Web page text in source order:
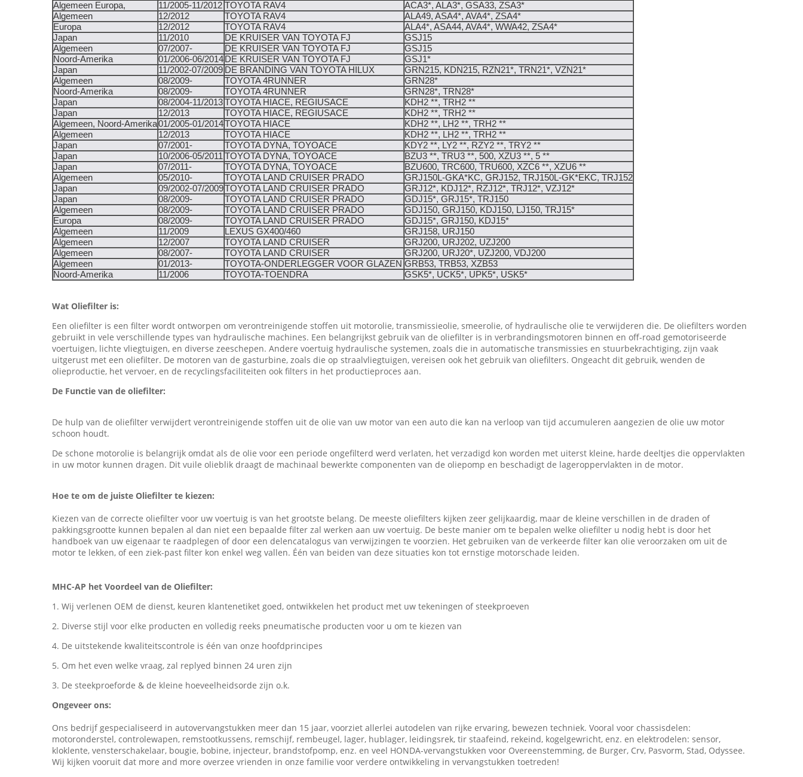
Algemeen Europa,
11/2005-11/2012 TOYOTA RAV4
ACA3*, ALA3*, GSA33, ZSA3*
Algemeen
12/2012 TOYOTA RAV4
ALA49, ASA4*, AVA4*, ZSA4*
Europa
12/2012 TOYOTA RAV4
ALA4*, ASA44, AVA4*, WWA42, ZSA4*
Japan
11/2010 DE KRUISER VAN TOYOTA FJ
GSJ15
Algemeen
07/2007- DE KRUISER VAN TOYOTA FJ
GSJ15
Noord-Amerika
01/2006-06/2014 DE KRUISER VAN TOYOTA FJ
GSJ1*
Japan
11/2002-07/2009 DE BRANDING VAN TOYOTA HILUX
GRN215, KDN215, RZN21*, TRN21*, VZN21*
Algemeen
08/2009- TOYOTA 4RUNNER
GRN28*
Noord-Amerika
08/2009- TOYOTA 4RUNNER
GRN28*, TRN28*
Japan
08/2004-11/2013TOYOTA HIACE, REGIUSACE
KDH2 **, TRH2 **
Japan
12/2013 TOYOTA HIACE, REGIUSACE
KDH2 **, TRH2 **
Algemeen, Noord-Amerika01/2005-01/2014TOYOTA HIACE
KDH2 **, LH2 **, TRH2 **
Algemeen
12/2013 TOYOTA HIACE
KDH2 **, LH2 **, TRH2 **
Japan
07/2001- TOYOTA DYNA, TOYOACE
KDY2 **, LY2 **, RZY2 **, TRY2 **
Japan
10/2006-05/2011 TOYOTA DYNA, TOYOACE
BZU3 **, TRU3 **, 500, XZU3 **, 5 **
Japan
07/2011- TOYOTA DYNA, TOYOACE
BZU600, TRC600, TRU600, XZC6 **, XZU6 **
Algemeen
05/2010- TOYOTA LAND CRUISER PRADO
GRJ150L-GKA*KC, GRJ152, TRJ150L-GK*EKC, TRJ152
Japan
09/2002-07/2009TOYOTA LAND CRUISER PRADO
GRJ12*, KDJ12*, RZJ12*, TRJ12*, VZJ12*
Japan
08/2009- TOYOTA LAND CRUISER PRADO
GDJ15*, GRJ15*, TRJ150
Algemeen
08/2009- TOYOTA LAND CRUISER PRADO
GDJ150, GRJ150, KDJ150, LJ150, TRJ15*
Europa
08/2009- TOYOTA LAND CRUISER PRADO
GDJ15*, GRJ150, KDJ15*
Algemeen
11/2009 LEXUS GX400/460
GRJ158, URJ150
Algemeen
12/2007 TOYOTA LAND CRUISER
GRJ200, URJ202, UZJ200
Algemeen
08/2007- TOYOTA LAND CRUISER
GRJ200, URJ20*, UZJ200, VDJ200
Algemeen
01/2013- TOYOTA-ONDERLEGGER VOOR GLAZEN GRB53, TRB53, XZB53
Noord-Amerika
11/2006 TOYOTA-TOENDRA GSK5*, UCK5*, UPK5*, USK5*
Wat Oliefilter is:
Een oliefilter is een filter wordt ontworpen om verontreinigende stoffen uit motorolie, transmissieolie, smeerolie, of hydraulische olie te verwijderen die. De oliefilters worden
gebruikt in vele verschillende types van hydraulische machines. Een belangrijkst gebruik van de oliefilter is in verbrandingsmotoren binnen en off-road gemotoriseerde
voertuigen, lichte vliegtuigen, en diverse zeeschepen. Andere voertuig hydraulische systemen, zoals die in automatische transmissies en stuurbekrachtiging, zijn vaak
uitgerust met een oliefilter. De motoren van de gasturbine, zoals die op straalvliegtuigen, vereisen ook het gebruik van oliefilters. Ongeacht dit gebruik, wenden de
olieproductie, het vervoer, en de recyclingsfaciliteiten ook filters in het productieproces aan.
De Functie van de oliefilter:
De hulp van de oliefilter verwijdert verontreinigende stoffen uit de olie van uw motor van een auto die kan na verloop van tijd accumuleren aangezien de olie uw motor
schoon houdt.
De schone motorolie is belangrijk omdat als de olie voor een periode ongefilterd werd verlaten, het verzadigd kon worden met uiterst kleine, harde deeltjes die oppervlakten
in uw motor kunnen dragen. Dit vuile olieblik draagt de machinaal bewerkte componenten van de oliepomp en beschadigt de lageroppervlakten in de motor.
Hoe te om de juiste Oliefilter te kiezen:
Kiezen van de correcte oliefilter voor uw voertuig is van het grootste belang. De meeste oliefilters kijken zeer gelijkaardig, maar de kleine verschillen in de draden of
pakkingsgrootte kunnen bepalen al dan niet een bepaalde filter zal werken aan uw voertuig. De beste manier om te bepalen welke oliefilter u nodig hebt is door het
handboek van uw eigenaar te raadplegen of door een delencatalogus van verwijzingen te voorzien. Het gebruiken van de verkeerde filter kan olie veroorzaken om uit de
motor te lekken, of een ziek-past filter kon enkel weg vallen. Één van beiden van deze situaties kon tot ernstige motorschade leiden.
MHC-AP het Voordeel van de Oliefilter:
1. Wij verlenen OEM de dienst, keuren klantenetiket goed, ontwikkelen het product met uw tekeningen of steekproeven
2. Diverse stijl voor elke producten en volledig reeks pneumatische producten voor u om te kiezen van
4. De uitstekende kwaliteitscontrole is één van onze hoofdprincipes
5. Om het even welke vraag, zal replyed binnen 24 uren zijn
3. De steekproeforde & de kleine hoeveelheidsorde zijn o.k.
Ongeveer ons:
Ons bedrijf gespecialiseerd in autovervangstukken meer dan 15 jaar, voorziet allerlei autodelen van rijke ervaring, bewezen techniek. Vooral voor chassisdelen:
motoronderstel, controlewapen, remstootkussens, remschijf, rembeugel, lager, hublager, leidingsrek, tir staafeind, rekeind, kogelgewricht, enz. en elektrodelen: sensor,
kloklente, vensterschakelaar, bougie, bobine, injecteur, brandstofpomp, enz. en veel HONDA-vervangstukken voor Overeenstemming, de Burger, Crv, Pasvorm, Stad, Odyssee.
Wij kijken vooruit dat more and more overzee vrienden in onze familie voor verdere ontwikkeling in vervangstukken toetreden!